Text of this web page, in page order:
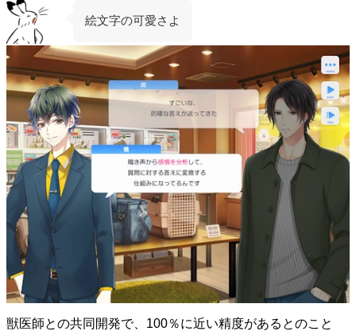
絵文字の可愛さよ
獣医師との共同開発で、100％に近い精度があるとのこと